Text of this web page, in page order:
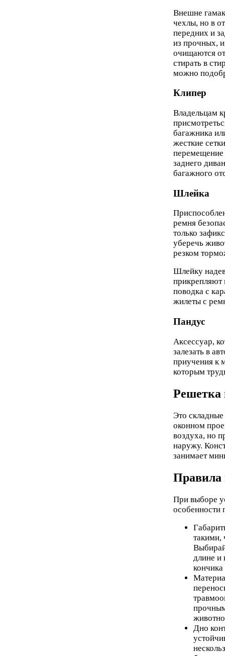
Внешне
чехлы, но в
передних и
из прочных,
очищаются
стирать в
можно
Клипер
Владельцам
багажника
жесткие
перемещение
заднего
багажного
Шлейка
ремня
только
уберечь
резком
Шлейку
прикрепляют
поводка с
жилеты с
Пандус
Аксессуар,
залезать в
приучения к
которым
Решетка
Это
оконном
воздуха, но
наружу.
занимает
Правила
При выборе
особенности
такими,
длине и
кончика
Дно